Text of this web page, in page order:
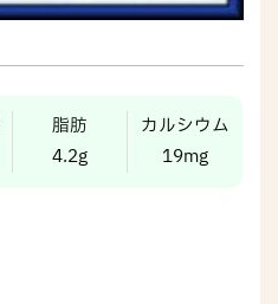
脂肪
4.2g
カルシウム
19mg